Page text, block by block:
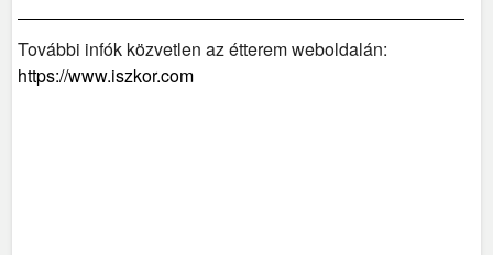
További infók közvetlen az étterem weboldalán:
https://www.iszkor.com